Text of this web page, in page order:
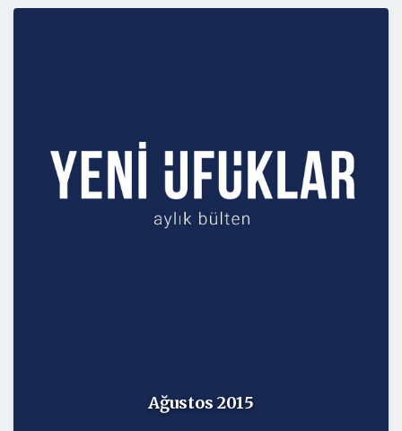
Ağustos 2015